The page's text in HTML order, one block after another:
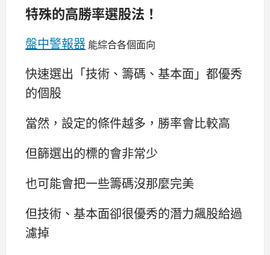
特殊的高勝率選股法！
盤中警報器 能綜合各個面向
快速選出「技術、籌碼、基本面」都優秀
的個股
當然，設定的條件越多，勝率會比較高
但篩選出的標的會非常少
也可能會把一些籌碼沒那麼完美
但技術、基本面卻很優秀的潛力飆股給過
濾掉